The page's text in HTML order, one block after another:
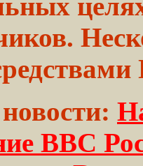
ВВС